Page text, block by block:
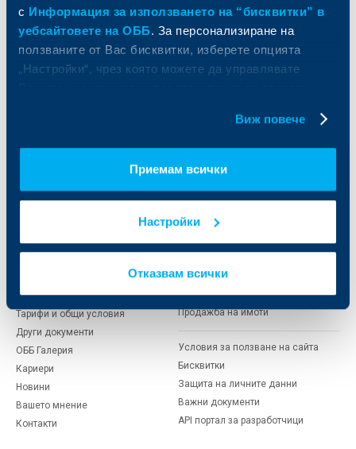
с Информация за използването на “бисквитки” в
уебсайтовете на ОББ. За персонализиране на
ползваните от Вас бисквитки, изберете опцията
„Настройки“, чрез която можете да управлявате
Виж повече
Приемам всички
Настройки
Отказвам всички
Сметки и плащания
Кредити
Спестявания и инвестиции
Управление на парични средства
ПОС терминали
и попечителски услуги
Кредити за собственици на фирми
Кои сме ние
За акционери
Европейско финансиране
Отчети и анализи
Тарифи и общи условия
Други документи
ОББ Галерия
Кариери
Новини
Вашето мнение
Контакти
Групата на KBC
ДЗИ
ОББ Интерлийз
ОББ Пенсионно осигуряване
ОББ Застрахователен брокер
Продажба на имоти
Условия за ползване на сайта
Бисквитки
Защита на личните данни
Важни документи
API портал за разработчици